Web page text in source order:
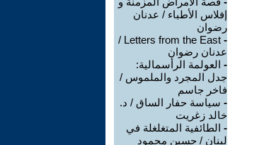
إفلاس الأطباء / عدنان
رضوان
-
Letters from the East /
عدنان رضوان
- العولمة الرأسمالية:
جدل المجرد والملموس /
فاخر جاسم
- سياسة حفار الساق / د.
خالد زغريت
- الطائفية المتغلغلة في
لبنان / حسين محمود